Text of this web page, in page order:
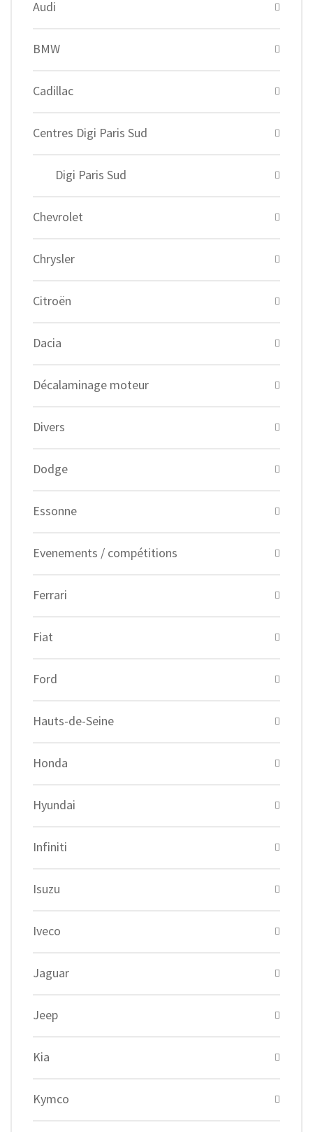
Audi
BMW
Cadillac
Centres Digi Paris Sud
Digi Paris Sud
Chevrolet
Chrysler
Citroën
Dacia
Décalaminage moteur
Divers
Dodge
Essonne
Evenements / compétitions
Ferrari
Fiat
Ford
Hauts-de-Seine
Honda
Hyundai
Infiniti
Isuzu
Iveco
Jaguar
Jeep
Kia
Kymco